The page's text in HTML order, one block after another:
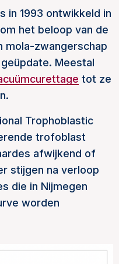
in 1993 ontwikkeld in
het beloop van de
mola-zwangerschap
Meestal
tot ze
Trophoblastic
trofoblast
afwijkend of
stijgen na verloop
die in Nijmegen
worden